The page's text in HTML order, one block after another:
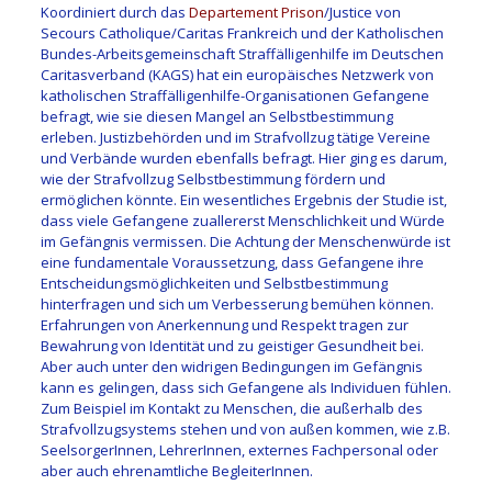
Koordiniert durch das Departement Prison/Justice von
Secours Catholique/Caritas Frankreich und der Katholischen
Bundes-Arbeitsgemeinschaft Straffälligenhilfe im Deutschen
Caritasverband (KAGS) hat ein europäisches Netzwerk von
katholischen Straffälligenhilfe-Organisationen Gefangene
befragt, wie sie diesen Mangel an Selbstbestimmung
erleben. Justizbehörden und im Strafvollzug tätige Vereine
und Verbände wurden ebenfalls befragt. Hier ging es darum,
wie der Strafvollzug Selbstbestimmung fördern und
ermöglichen könnte. Ein wesentliches Ergebnis der Studie ist,
dass viele Gefangene zuallererst Menschlichkeit und Würde
im Gefängnis vermissen. Die Achtung der Menschenwürde ist
eine fundamentale Voraussetzung, dass Gefangene ihre
Entscheidungsmöglichkeiten und Selbstbestimmung
hinterfragen und sich um Verbesserung bemühen können.
Erfahrungen von Anerkennung und Respekt tragen zur
Bewahrung von Identität und zu geistiger Gesundheit bei.
Aber auch unter den widrigen Bedingungen im Gefängnis
kann es gelingen, dass sich Gefangene als Individuen fühlen.
Zum Beispiel im Kontakt zu Menschen, die außerhalb des
Strafvollzugsystems stehen und von außen kommen, wie z.B.
SeelsorgerInnen, LehrerInnen, externes Fachpersonal oder
aber auch ehrenamtliche BegleiterInnen.